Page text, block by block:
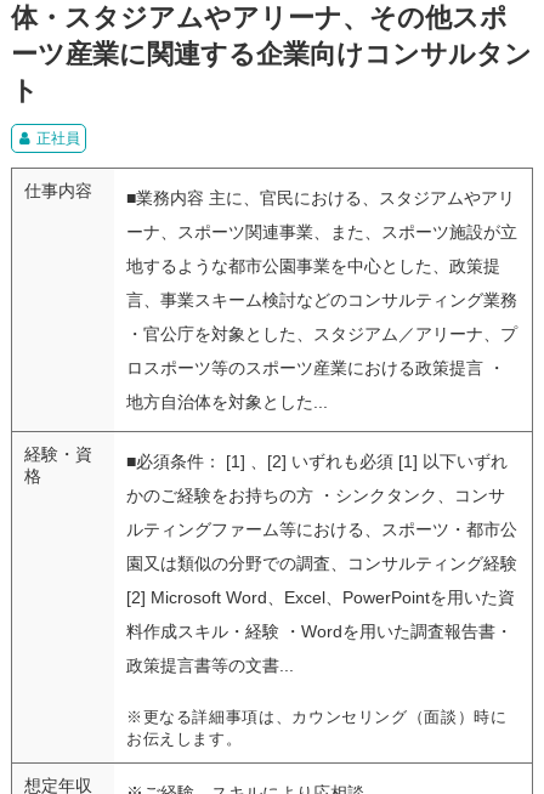
体・スタジアムやアリーナ、その他スポ
ーツ産業に関連する企業向けコンサルタン
ト
正社員
仕事内容
■業務内容 主に、官民における、スタジアムやアリ
ーナ、スポーツ関連事業、また、スポーツ施設が立
地するような都市公園事業を中心とした、政策提
言、事業スキーム検討などのコンサルティング業務
・官公庁を対象とした、スタジアム／アリーナ、プ
ロスポーツ等のスポーツ産業における政策提言 ・
地方自治体を対象とした...
経験・資
格
■必須条件： [1] 、[2] いずれも必須 [1] 以下いずれ
かのご経験をお持ちの方 ・シンクタンク、コンサ
ルティングファーム等における、スポーツ・都市公
園又は類似の分野での調査、コンサルティング経験
[2] Microsoft Word、Excel、PowerPointを用いた資
料作成スキル・経験 ・Wordを用いた調査報告書・
政策提言書等の文書...
※更なる詳細事項は、カウンセリング（面談）時に
お伝えします。
想定年収